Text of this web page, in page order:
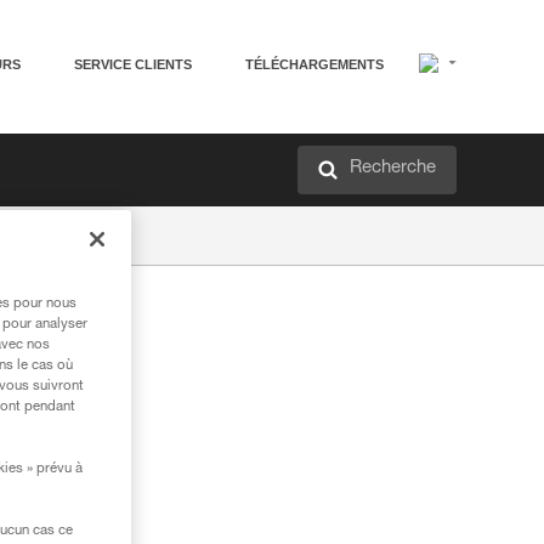
SERVICE CLIENTS TÉLÉCHARGEMENTS
Recherche
pour nous
analyser
nos
le cas où
suivront
pendant
» prévu à
cas ce